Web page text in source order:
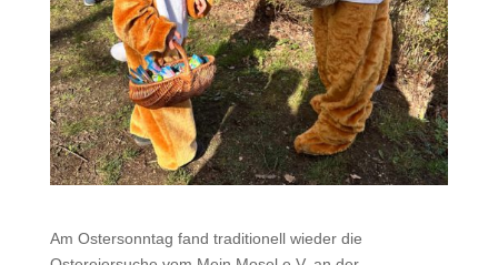
Am Ostersonntag fand traditionell wieder die